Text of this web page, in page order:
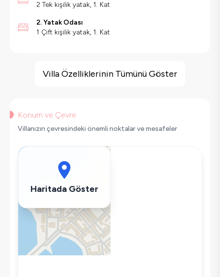
2 Tek kişilik yatak, 1. Kat
2. Yatak Odası
1 Çift kişilik yatak, 1. Kat
Kapalı Havuz
Bulaşık Makinesi
Çamaşır Makinesi
Klima
Wifi / İnternet
Korunaklı Havuz
Havuz-Bahçe Bakımı
Villa Özelliklerinin Tümünü Göster
Konum ve Çevre
Villanızın çevresindeki önemli noktalar ve mesafeler
Haritada Göster